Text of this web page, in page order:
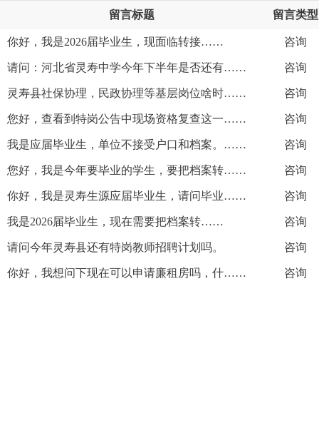
留言标题 留言类型
你好，我是2026届毕业生，现面临转接…… 咨询
请问：河北省灵寿中学今年下半年是否还有…… 咨询
灵寿县社保协理，民政协理等基层岗位啥时…… 咨询
您好，查看到特岗公告中现场资格复查这一…… 咨询
我是应届毕业生，单位不接受户口和档案。…… 咨询
您好，我是今年要毕业的学生，要把档案转…… 咨询
你好，我是灵寿生源应届毕业生，请问毕业…… 咨询
我是2026届毕业生，现在需要把档案转…… 咨询
请问今年灵寿县还有特岗教师招聘计划吗。 咨询
你好，我想问下现在可以申请廉租房吗，什…… 咨询